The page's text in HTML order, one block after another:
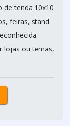
de tenda 10x10
feiras, stand
lojas ou temas,